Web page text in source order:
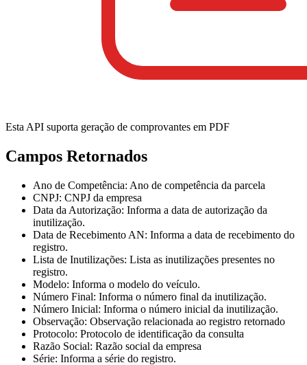
Esta API suporta geração de comprovantes em PDF
Campos Retornados
Ano de Competência: Ano de competência da parcela
CNPJ: CNPJ da empresa
Data da Autorização: Informa a data de autorização da
inutilização.
Data de Recebimento AN: Informa a data de recebimento do
registro.
Lista de Inutilizações: Lista as inutilizações presentes no
registro.
Modelo: Informa o modelo do veículo.
Número Final: Informa o número final da inutilização.
Número Inicial: Informa o número inicial da inutilização.
Observação: Observação relacionada ao registro retornado
Protocolo: Protocolo de identificação da consulta
Razão Social: Razão social da empresa
Série: Informa a série do registro.